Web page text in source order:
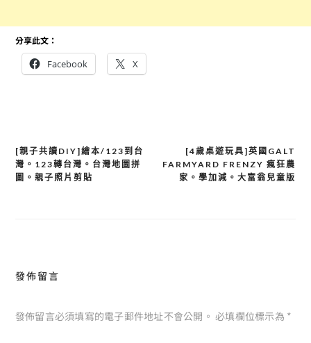
分享此文：
Facebook X
文
章
[4歲桌遊玩具]英國GALT
FARMYARD FRENZY 瘋狂農
家。學加減。大富翁兒童版
[親子共讀DIY]繪本/123到台
灣。123轉台灣。台灣地圖拼
圖。親子照片剪貼
發佈留言
發佈留言必須填寫的電子郵件地址不會公開。 必填欄位標示為 *